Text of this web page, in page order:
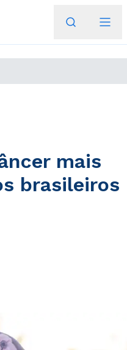
mais
brasileiros